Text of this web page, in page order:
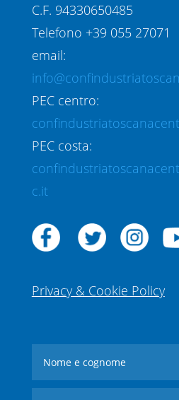
C.F. 94330650485
Telefono +39 055 27071
email:
PEC centro:
PEC costa:
c.it
Privacy & Cookie Policy